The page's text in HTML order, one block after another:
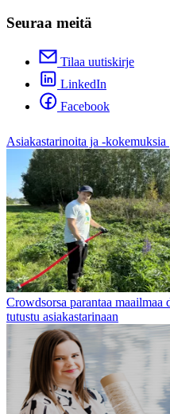
Seuraa meitä
Tilaa uutiskirje
LinkedIn
Facebook
Asiakastarinoita ja -kokemuksia
Crowdsorsa parantaa
tutustu asiakastarinaan